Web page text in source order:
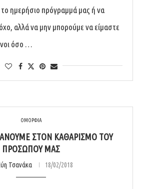
ημερήσιο πρόγραμμά μας ή να
αλλά να μην μπορούμε να είμαστε
όσο …
ΟΜΟΡΦΙΑ
ΣΤΟΝ ΚΑΘΑΡΙΣΜΌ ΤΟΥ
ΠΡΟΣΏΠΟΥ ΜΑΣ
Τσανάκα 18/02/2018